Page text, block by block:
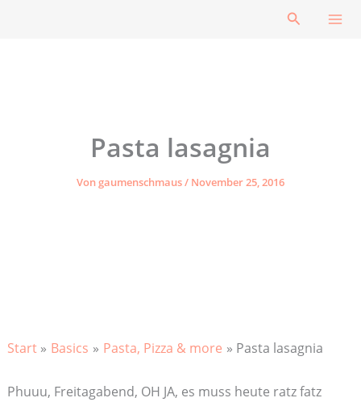
Suchen
Pasta lasagnia
Vongaumenschmaus/ November 25, 2016
Start Basics Pasta, Pizza & more Pasta lasagnia
Phuuu, Freitagabend, OH JA, es muss heute ratz fatz